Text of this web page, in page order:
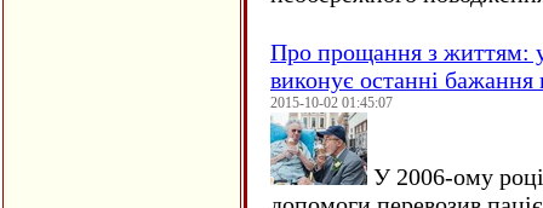
Про прощання з життям:
виконує останні
2015-10-02 01:45:07
У 2006-ому